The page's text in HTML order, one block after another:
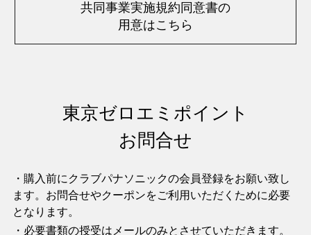
共同事業実施規約同意書の
用意はこちら
東京ゼロエミポイント
お問合せ
・購入前にクラブパナソニックの会員登録をお願い致し
ます。お問合せやクーポンをご利用いただくために必要
となります。
・必要書類の授受はメールのみとさせていただきます。